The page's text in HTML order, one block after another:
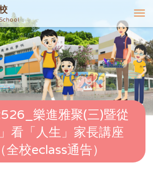
T
o
g
g
l
e
n
v
i
樂進雅聚(三)暨從
」看「人生」家長講座
全校eclass通告）